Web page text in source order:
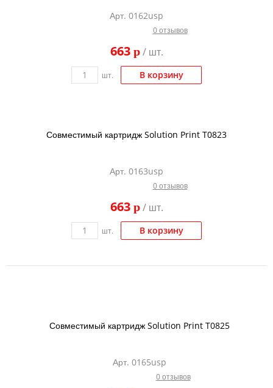
Арт. 0162usp
0 отзывов
663 p/ шт.
шт. В корзину
Совместимый картридж Solution Print T0823
Арт. 0163usp
0 отзывов
663 p/ шт.
шт. В корзину
Совместимый картридж Solution Print T0825
Арт. 0165usp
0 отзывов